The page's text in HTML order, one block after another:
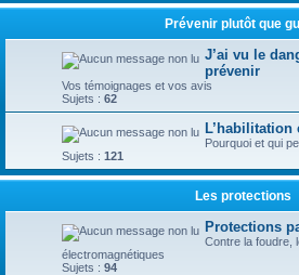
Prévenir plutôt que
J’ai vu le
prévenir
Vos témoignages et vos avis
Sujets : 62
L’habilitation
Pourquoi et qui
Sujets : 121
Les protections
Protections
Contre la foudre,
électromagnétiques
Sujets : 94